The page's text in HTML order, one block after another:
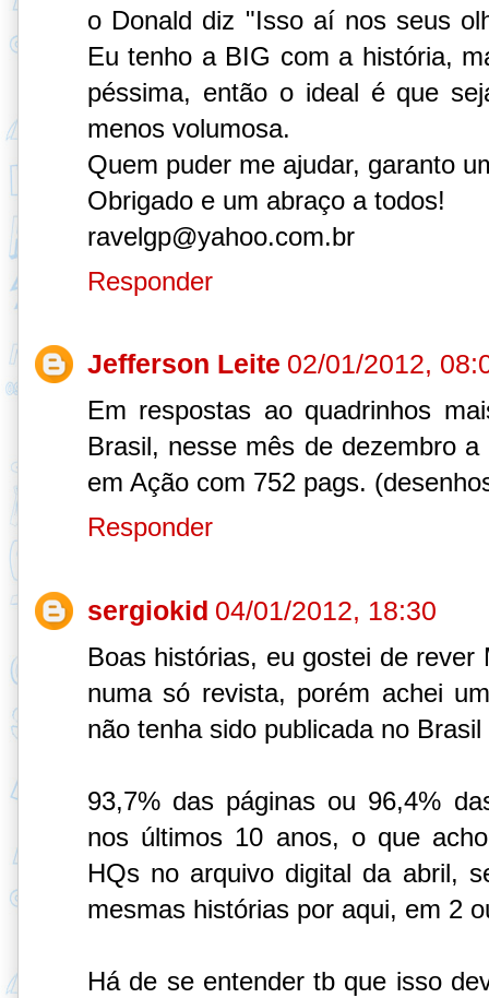
o Donald diz "Isso aí nos seus
Eu tenho a BIG com a história,
péssima, então o ideal é que
menos volumosa.
Quem puder me ajudar, garanto
Obrigado e um abraço a todos!
ravelgp@yahoo.com.br
Responder
Jefferson Leite 02/01/2012,
Em respostas ao quadrinhos
Brasil, nesse mês de dezembro
em Ação com 752 pags.
Responder
sergiokid 04/01/2012, 18:30
Boas histórias, eu gostei de rever
numa só revista, porém achei
não tenha sido publicada no
93,7% das páginas ou 96,4%
nos últimos 10 anos, o que
HQs no arquivo digital da abril,
mesmas histórias por aqui, em 2
Há de se entender tb que isso